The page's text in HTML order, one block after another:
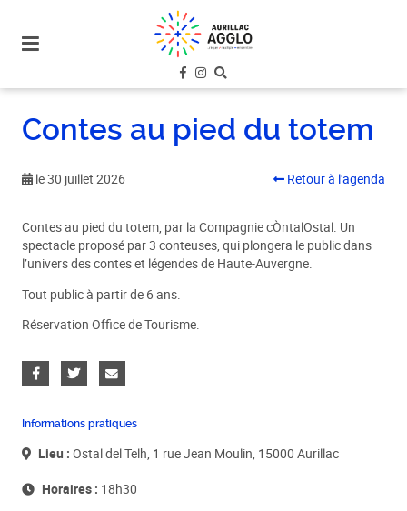
site
menu
contenu
Contes au pied du totem
le 30 juillet 2026 Retour à l'agenda
Contes au pied du totem, par la Compagnie cÒntalOstal. Un
spectacle proposé par 3 conteuses, qui plongera le public dans
l’univers des contes et légendes de Haute-Auvergne.
Tout public à partir de 6 ans.
Réservation Office de Tourisme.
Informations pratiques
Lieu : Ostal del Telh, 1 rue Jean Moulin, 15000 Aurillac
Horaires : 18h30